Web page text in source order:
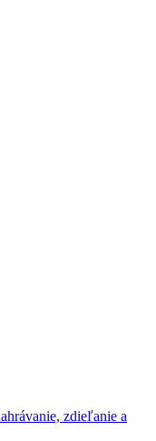
zdieľanie a